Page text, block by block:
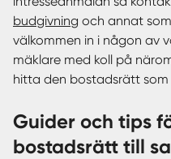
budgivning och annat
välkommen in i någon av
mäklare med koll på
hitta den bostadsrätt
Guider och tips för dig som letar
bostadsrätt till